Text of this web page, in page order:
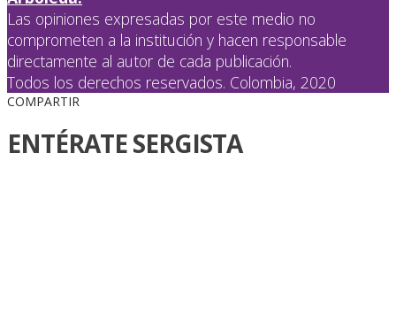
Las opiniones expresadas por este medio no
comprometen a la institución y hacen responsable
directamente al autor de cada publicación.
Todos los derechos reservados. Colombia, 2020
COMPARTIR
ENTÉRATE SERGISTA